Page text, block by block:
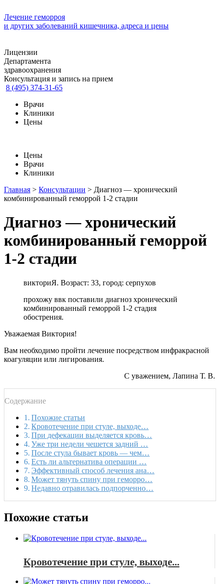
Лечение геморроя
и других заболеваний кишечника, адреса и цены
Лицензии
Департамента
здравоохранения
Консультация и запись на прием
8 (495) 374-31-65
Врачи
Клиники
Цены
Цены
Врачи
Клиники
Главная > Консультации > Диагноз — хронический
комбинированный геморрой 1-2 стадии
Диагноз — хронический
комбинированный геморрой
1-2 стадии
викториЯ. Возраст: 33, город: серпухов
прохожу ввк поставили диагноз хронический
комбинированный геморрой 1-2 стадия
обострения.
Уважаемая Виктория!
Вам необходимо пройти лечение посредством инфракрасной
коагуляции или лигирования.
С уважением, Лапина Т. В.
Содержание
Похожие статьи
Кровотечение при стуле, выходе…
При дефекации выделяется кровь…
Уже три недели чешется задний …
После стула бывает кровь — чем…
Есть ли альтернатива операции …
Эффективный способ лечения ана…
Может тянуть спину при геморро…
Недавно отравилась подпорченно…
Похожие статьи
Кровотечение при стуле, выходе...